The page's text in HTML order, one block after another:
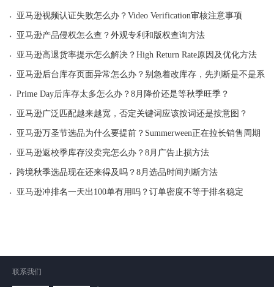
· 亚马逊视频认证失败怎么办？Video Verification审核注意事项
· 亚马逊产品侵权怎么查？外观专利和版权查询方法
· 亚马逊高退货率提示怎么解决？High Return Rate原因及优化方法
· 亚马逊后台库存页面异常怎么办？别急着改库存，先判断是不是系
· Prime Day后库存太多怎么办？8月降价还是等秋季旺季？
· 亚马逊广泛匹配越来越宽，否定关键词应该按词还是按意图？
· 亚马逊万圣节选品为什么要提前？Summerween正在拉长销售周期
· 亚马逊返校季库存没卖完怎么办？8月广告止损方法
· 跨境秋季选品现在还来得及吗？8月选品时间判断方法
· 亚马逊冲排名一天出100单有用吗？订单密度不等于排名稳定
联系我们